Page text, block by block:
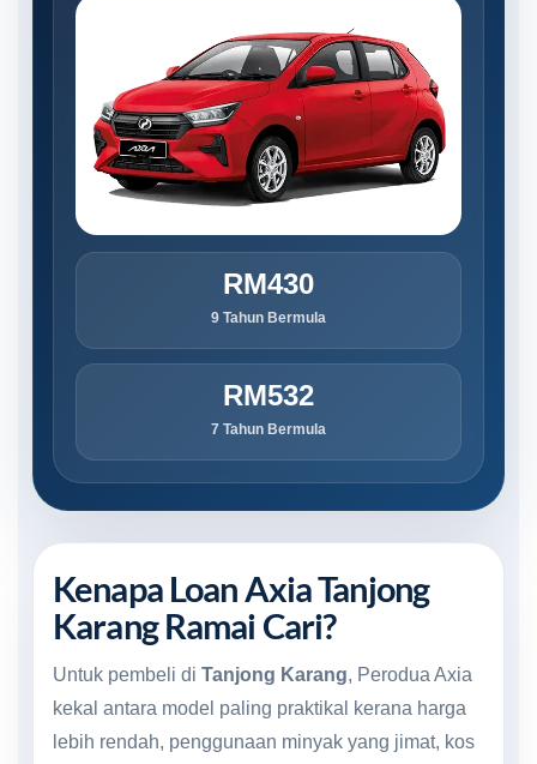
RM430
9 Tahun Bermula
RM532
7 Tahun Bermula
Kenapa Loan Axia Tanjong
Karang Ramai Cari?
Untuk pembeli di Tanjong Karang, Perodua Axia
kekal antara model paling praktikal kerana harga
lebih rendah, penggunaan minyak yang jimat, kos